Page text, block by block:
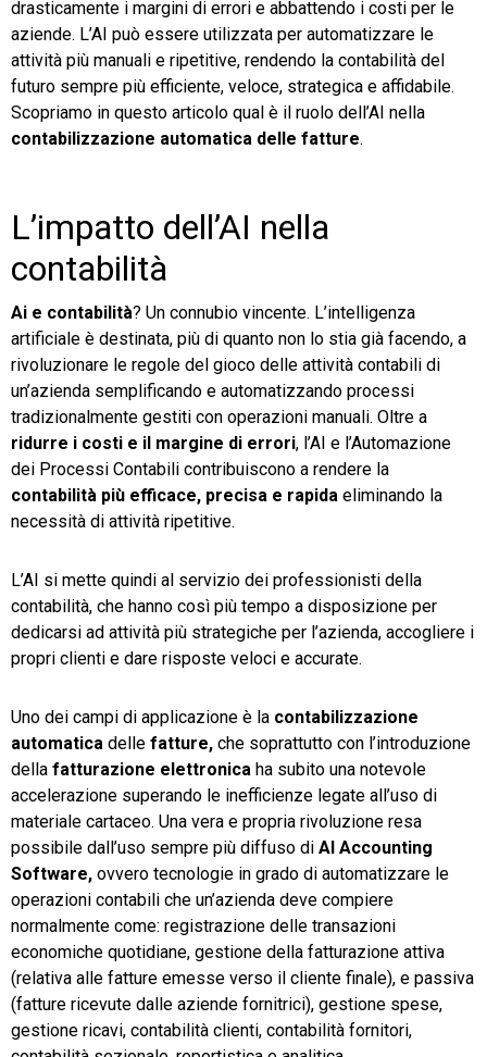
TeamSystem Store
drasticamente i margini di errori e abbattendo i costi per le
aziende. L’AI può essere utilizzata per automatizzare le
attività più manuali e ripetitive, rendendo la contabilità del
futuro sempre più efficiente, veloce, strategica e affidabile.
Scopriamo in questo articolo qual è il ruolo dell’AI nella
contabilizzazione automatica delle fatture.
L’impatto dell’AI nella
contabilità
Ai e contabilità? Un connubio vincente. L’intelligenza
artificiale è destinata, più di quanto non lo stia già facendo, a
rivoluzionare le regole del gioco delle attività contabili di
un’azienda semplificando e automatizzando processi
tradizionalmente gestiti con operazioni manuali. Oltre a
ridurre i costi e il margine di errori, l’AI e l’Automazione
dei Processi Contabili contribuiscono a rendere la
contabilità più efficace, precisa e rapida eliminando la
necessità di attività ripetitive.
L’AI si mette quindi al servizio dei professionisti della
contabilità, che hanno così più tempo a disposizione per
dedicarsi ad attività più strategiche per l’azienda, accogliere i
propri clienti e dare risposte veloci e accurate.
Uno dei campi di applicazione è la contabilizzazione
automatica delle fatture, che soprattutto con l’introduzione
della fatturazione elettronica ha subito una notevole
accelerazione superando le inefficienze legate all’uso di
materiale cartaceo. Una vera e propria rivoluzione resa
possibile dall’uso sempre più diffuso di AI Accounting
Software, ovvero tecnologie in grado di automatizzare le
operazioni contabili che un’azienda deve compiere
normalmente come: registrazione delle transazioni
economiche quotidiane, gestione della fatturazione attiva
(relativa alle fatture emesse verso il cliente finale), e passiva
(fatture ricevute dalle aziende fornitrici), gestione spese,
gestione ricavi, contabilità clienti, contabilità fornitori,